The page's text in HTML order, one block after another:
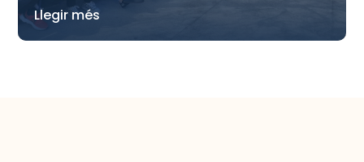
Llegir més